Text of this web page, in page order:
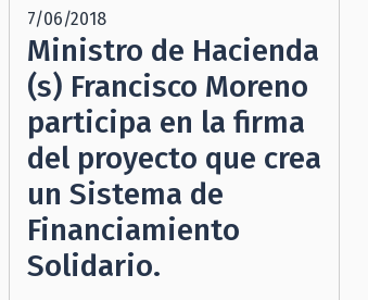
7/06/2018
Ministro de Hacienda
(s) Francisco Moreno
participa en la firma
del proyecto que crea
un Sistema de
Financiamiento
Solidario.